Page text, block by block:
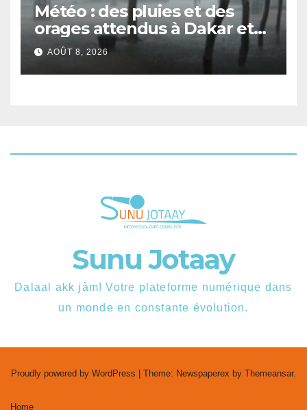
Météo : des pluies et des
orages attendus à Dakar et
dans plusieurs localités ce
samedi
AOÛT 8, 2026
Sunu Jotaay
Dalaal akk jàm! Votre plateforme numérique dans
un monde en constante évolution.
Proudly powered by WordPress Theme: Newspaperex by Themeansar.
Home